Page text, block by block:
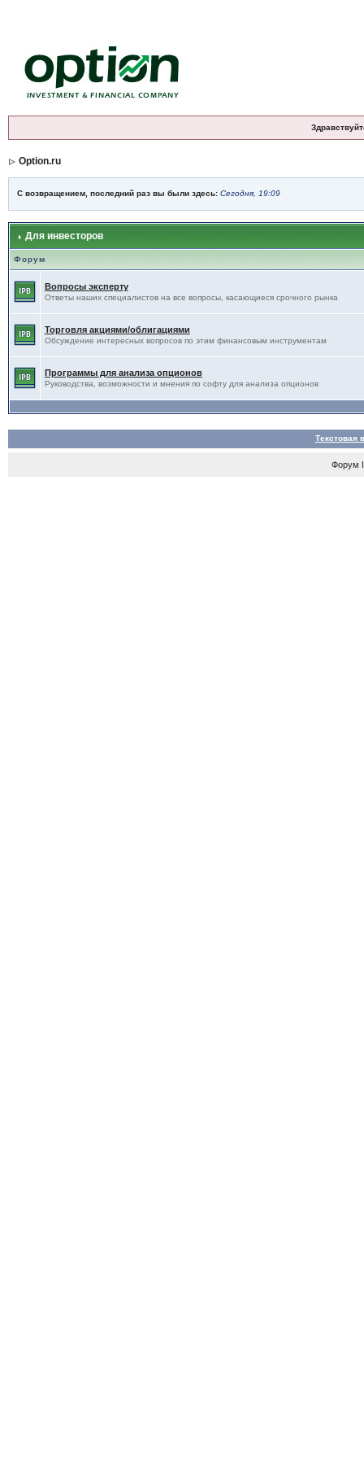
Option.ru
С возвращением, последний раз вы были здесь: Сегодня, 19:09
Для инвесторов
Форум
Вопросы эксперту
Ответы наших специалистов на все вопросы, касающиеся срочного рынка
Торговля акциями/облигациями
Обсуждение интересных вопросов по этим финансовым инструментам
Программы для анализа опционов
Руководства, возможности и мнения по софту для анализа опционов
Текстовая
Форум